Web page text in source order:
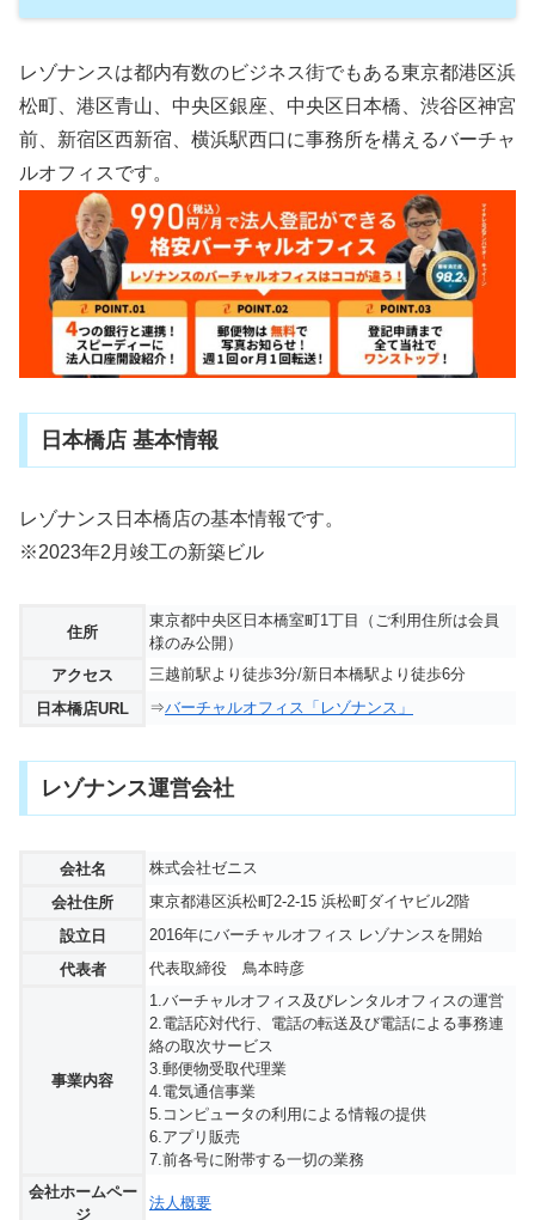
レゾナンスは都内有数のビジネス街でもある東京都港区浜
松町、港区青山、中央区銀座、中央区日本橋、渋谷区神宮
前、新宿区西新宿、横浜駅西口に事務所を構えるバーチャ
ルオフィスです。
日本橋店 基本情報
レゾナンス日本橋店の基本情報です。
※2023年2月竣工の新築ビル
住所
東京都中央区日本橋室町1丁目（ご利用住所は会員
様のみ公開）
アクセス
三越前駅より徒歩3分/新日本橋駅より徒歩6分
日本橋店URL
⇒バーチャルオフィス「レゾナンス」
レゾナンス運営会社
会社名
株式会社ゼニス
会社住所
東京都港区浜松町2-2-15 浜松町ダイヤビル2階
設立日
2016年にバーチャルオフィス レゾナンスを開始
代表者
代表取締役 鳥本時彦
事業内容
1.バーチャルオフィス及びレンタルオフィスの運営
2.電話応対代行、電話の転送及び電話による事務連
絡の取次サービス
3.郵便物受取代理業
4.電気通信事業
5.コンピュータの利用による情報の提供
6.アプリ販売
7.前各号に附帯する一切の業務
会社ホームペー
ジ
法人概要